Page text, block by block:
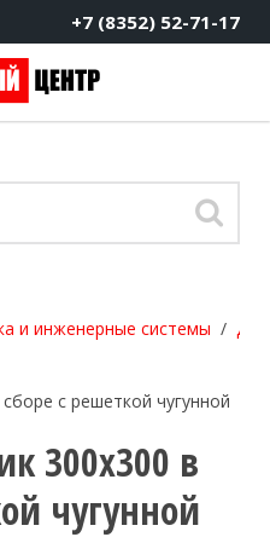
+7 (8352) 52-71-17
и инженерные системы
300х300 в
чугунной